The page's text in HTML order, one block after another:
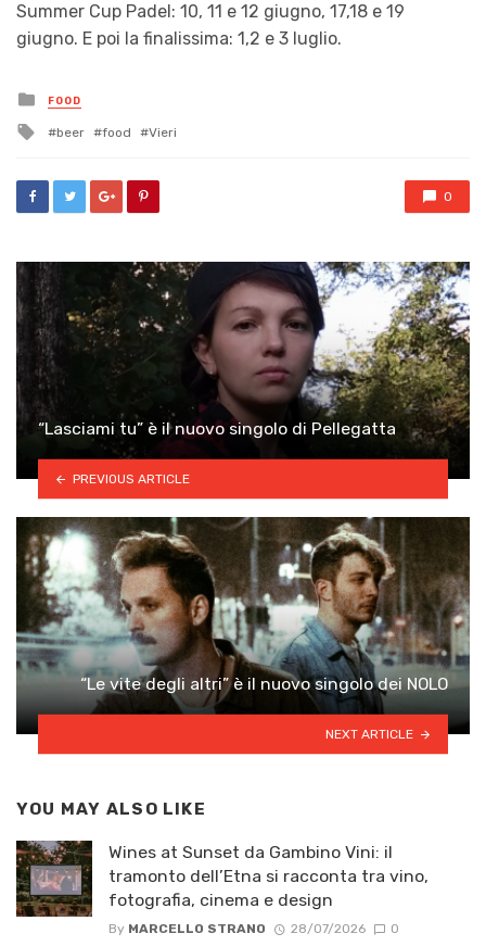
Summer Cup Padel: 10, 11 e 12 giugno, 17,18 e 19
giugno. E poi la finalissima: 1,2 e 3 luglio.
Posted
in
FOOD
Tagged
beer food Vieri
0
“Lasciami tu” è il nuovo singolo di Pellegatta
PREVIOUS ARTICLE
“Le vite degli altri” è il nuovo singolo dei NOLO
NEXT ARTICLE
YOU MAY ALSO LIKE
Wines at Sunset da Gambino Vini: il
tramonto dell’Etna si racconta tra vino,
fotografia, cinema e design
By MARCELLO STRANO 28/07/2026 0